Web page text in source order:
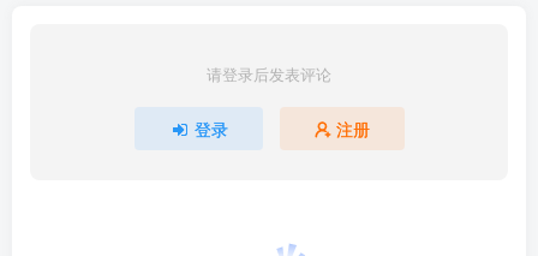
请登录后发表评论
登录 注册